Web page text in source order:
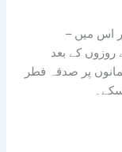
– اس میں
روزوں کے بعد
پر صدقہ فطر